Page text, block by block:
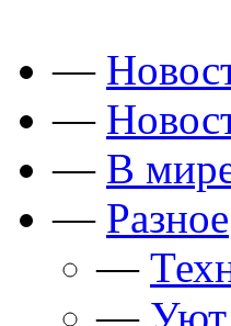
—
—
— В
— Разное
—
— Уют